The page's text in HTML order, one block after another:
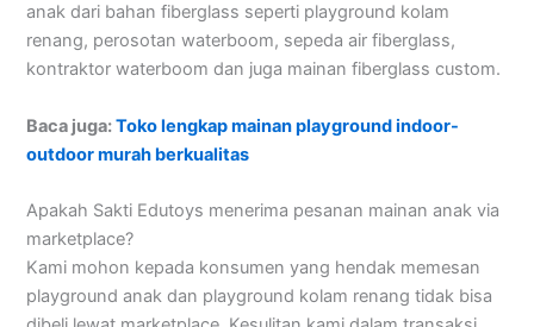
anak dari bahan fiberglass seperti playground kolam
renang, perosotan waterboom, sepeda air fiberglass,
kontraktor waterboom dan juga mainan fiberglass custom.
Baca juga:Toko lengkap mainan playground indoor-
outdoor murah berkualitas
Apakah Sakti Edutoys menerima pesanan mainan anak via
marketplace?
Kami mohon kepada konsumen yang hendak memesan
playground anak dan playground kolam renang tidak bisa